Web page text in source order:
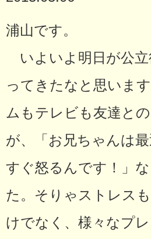
浦山です。
いよいよ明日が公立
ってきたなと思いま
ムもテレビも友達と
が、「お兄ちゃんは
すぐ怒るんです！」
た。そりゃストレス
けでなく、様々なプ